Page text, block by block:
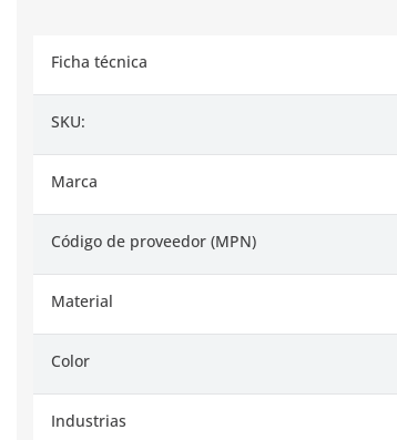
Ficha técnica
SKU:
Marca
Código de proveedor (MPN)
Material
Color
Industrias